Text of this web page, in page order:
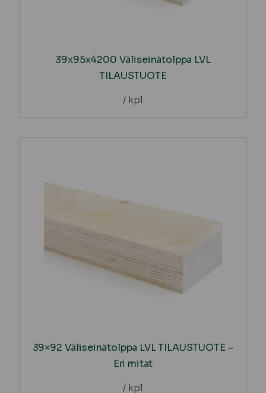
39x95x4200 Väliseinätolppa LVL
TILAUSTUOTE
/ kpl
39×92 Väliseinätolppa LVL TILAUSTUOTE –
Eri mitat
/ kpl